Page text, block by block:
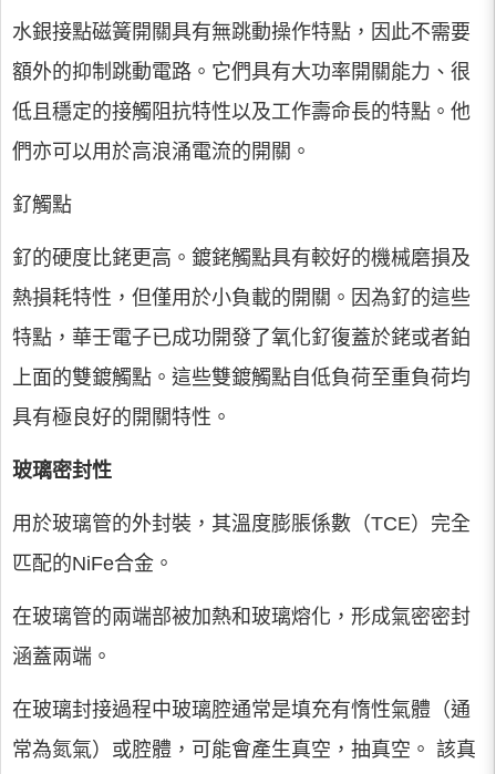
水銀接點磁簧開關具有無跳動操作特點，因此不需要
額外的抑制跳動電路。它們具有大功率開關能力、很
低且穩定的接觸阻抗特性以及工作壽命長的特點。他
們亦可以用於高浪涌電流的開關。
釕觸點
釕的硬度比銠更高。鍍銠觸點具有較好的機械磨損及
熱損耗特性，但僅用於小負載的開關。因為釕的這些
特點，華壬電子已成功開發了氧化釕復蓋於銠或者鉑
上面的雙鍍觸點。這些雙鍍觸點自低負荷至重負荷均
具有極良好的開關特性。
玻璃密封性
用於玻璃管的外封裝，其溫度膨脹係數（TCE）完全
匹配的NiFe合金。
在玻璃管的兩端部被加熱和玻璃熔化，形成氣密密封
涵蓋兩端。
在玻璃封接過程中玻璃腔通常是填充有惰性氣體（通
常為氮氣）或腔體，可能會產生真空，抽真空。 該真